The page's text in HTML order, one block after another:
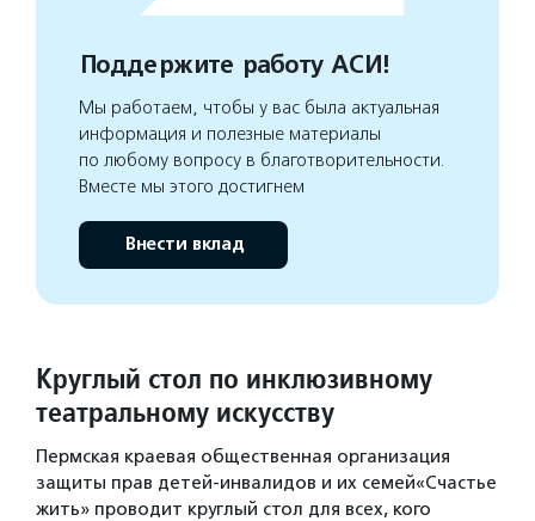
Поддержите работу АСИ!
Мы работаем, чтобы у вас была актуальная
информация и полезные материалы
по любому вопросу в благотворительности.
Вместе мы этого достигнем
Внести вклад
Круглый стол по инклюзивному
театральному искусству
Пермская краевая общественная организация
защиты прав детей-инвалидов и их семей«Счастье
жить» проводит круглый стол для всех, кого